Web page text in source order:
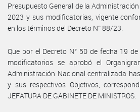
Presupuesto General de la
2023 y sus modificatorias, vigente
en los términos del Decreto N° 88/23.
Que por el Decreto N° 50 de fecha 19
modificatorios se aprobó el
Administración Nacional centralizada
y sus respectivos Objetivos,
JEFATURA DE GABINETE DE MINISTROS.